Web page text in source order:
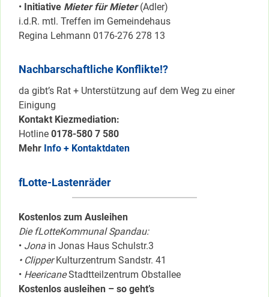
• Initiative Mieter für Mieter(Adler)
i.d.R. mtl. Treffen im Gemeindehaus
Regina Lehmann 0176-276 278 13
Nachbarschaftliche Konflikte!?
da gibt’s Rat + Unterstützung auf dem Weg zu einer
Einigung
Kontakt Kiezmediation:
Hotline 0178-580 7 580
Mehr Info + Kontaktdaten
fLotte-Lastenräder
Kostenlos zum Ausleihen
Die fLotteKommunal Spandau:
• Jona in Jonas Haus Schulstr.3
• ClipperKulturzentrum Sandstr. 41
• HeericaneStadtteilzentrum Obstallee
Kostenlos ausleihen – so geht’s